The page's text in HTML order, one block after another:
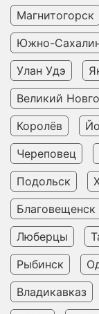
Магнитогорск
Южно-
Улан Удэ
Великий
Королёв
Череповец
Подольск
Благовещенск
Люберцы
Рыбинск
Владикавказ